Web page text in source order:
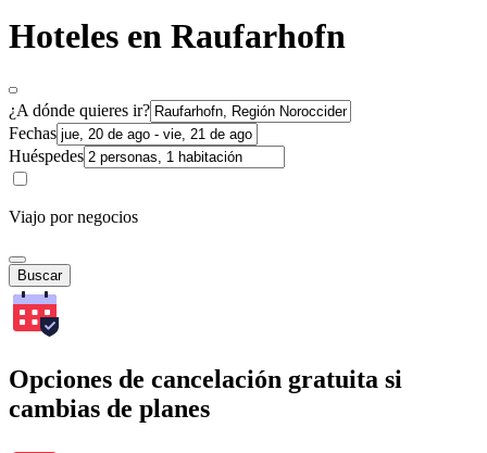
Hoteles en Raufarhofn
¿A dónde quieres ir?
Fechas
Huéspedes
Viajo por negocios
Buscar
Opciones de cancelación gratuita si
cambias de planes